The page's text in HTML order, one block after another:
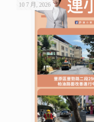
10 7 月, 2026